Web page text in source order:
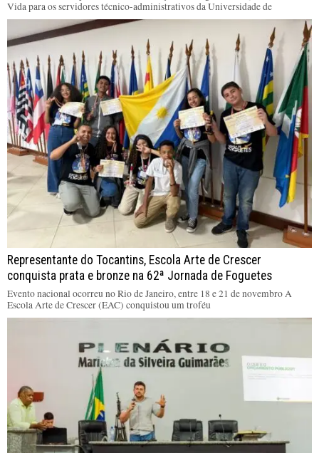
Vida para os servidores técnico-administrativos da Universidade de
Representante do Tocantins, Escola Arte de Crescer
conquista prata e bronze na 62ª Jornada de Foguetes
Evento nacional ocorreu no Rio de Janeiro, entre 18 e 21 de novembro A
Escola Arte de Crescer (EAC) conquistou um troféu